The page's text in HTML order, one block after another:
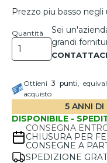
Prezzo piu basso
Quantità
Sei
grandi
Ottieni3 punti,
acquisto
5 ANNI DI
DISPONIBILE -
CONSEGNA
CHIUSURA PER
CONSEGNE A
SPEDIZIONE